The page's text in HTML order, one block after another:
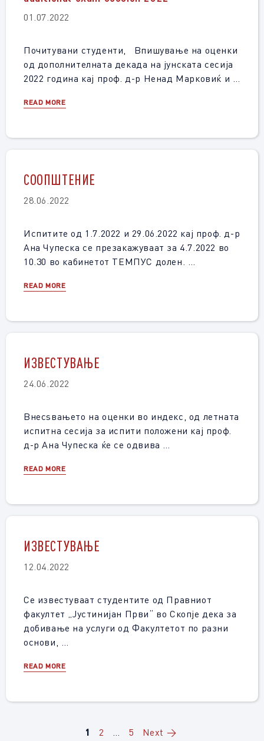
01.07.2022
Почитувани студенти, Впишување на оценки
од дополнителната декада на јунската сесија
2022 година кај проф. д-р Ненад Марковиќ и …
READ MORE
СООПШТЕНИЕ
28.06.2022
Испитите од 1.7.2022 и 29.06.2022 кај проф. д-р
Ана Чупеска се презакажуваат за 4.7.2022 во
10.30 во кабинетот ТЕМПУС долен. …
READ MORE
ИЗВЕСТУВАЊЕ
24.06.2022
Внесѕвањето на оценки во индекс, од летната
испитна сесија за испити положени кај проф.
д-р Ана Чупеска ќе се одвива …
READ MORE
ИЗВЕСТУВАЊЕ
12.04.2022
Се известуваат студентите од Правниот
факултет „Јустинијан Први“ во Скопје дека за
добивање на услуги од Факултетот по разни
основи, …
READ MORE
Page
1 Page
2 … Page
5 Next →